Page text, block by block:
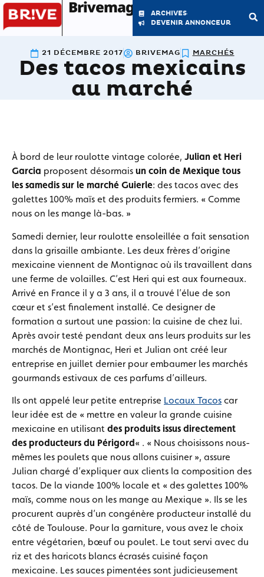
Brivemag'
ARCHIVES
DEVENIR ANNONCEUR
21 DÉCEMBRE 2017 BRIVEMAG MARCHÉS
Des tacos mexicains
au marché
À bord de leur roulotte vintage colorée, Julian et Heri
Garcia proposent désormais un coin de Mexique tous
les samedis sur le marché Guierle: des tacos avec des
galettes 100% maïs et des produits fermiers. « Comme
nous on les mange là-bas. »
Samedi dernier, leur roulotte ensoleillée a fait sensation
dans la grisaille ambiante. Les deux frères d’origine
mexicaine viennent de Montignac où ils travaillent dans
une ferme de volailles. C’est Heri qui est aux fourneaux.
Arrivé en France il y a 3 ans, il a trouvé l’élue de son
cœur et s’est finalement installé. Ce designer de
formation a surtout une passion: la cuisine de chez lui.
Après avoir testé pendant deux ans leurs produits sur les
marchés de Montignac, Heri et Julian ont créé leur
entreprise en juillet dernier pour embaumer les marchés
gourmands estivaux de ces parfums d’ailleurs.
Ils ont appelé leur petite entreprise Locaux Tacos car
leur idée est de « mettre en valeur la grande cuisine
mexicaine en utilisant des produits issus directement
des producteurs du Périgord « . « Nous choisissons nous-
mêmes les poulets que nous allons cuisiner », assure
Julian chargé d’expliquer aux clients la composition des
tacos. De la viande 100% locale et « des galettes 100%
maïs, comme nous on les mange au Mexique ». Ils se les
procurent auprès d’un congénère producteur installé du
côté de Toulouse. Pour la garniture, vous avez le choix
entre végétarien, bœuf ou poulet. Le tout servi avec du
riz et des haricots blancs écrasés cuisiné façon
mexicaine. Les sauces pimentées sont judicieusement